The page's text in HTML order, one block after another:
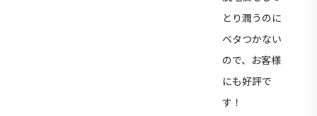
とり潤うのに
ベタつかない
ので、お客様
にも好評で
す！